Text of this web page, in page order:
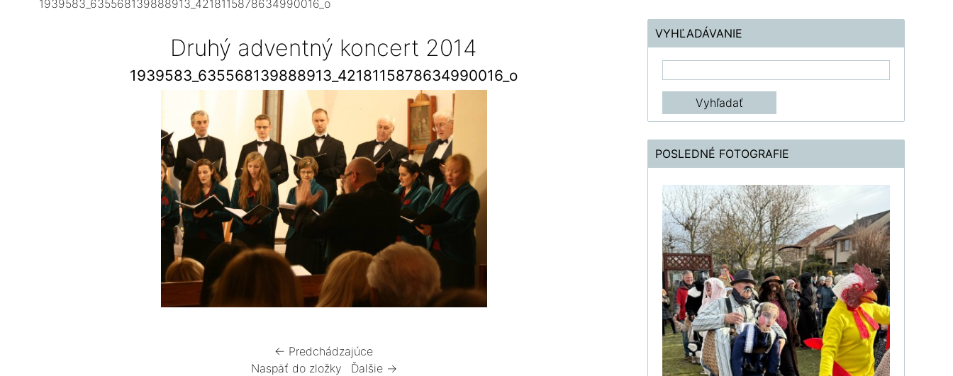
1939583_635568139888913_4218115878634990016_o
Druhý adventný koncert 2014
1939583_635568139888913_4218115878634990016_o
← Predchádzajúce
Naspäť do zložky
Ďalšie →
VYHĽADÁVANIE
POSLEDNÉ FOTOGRAFIE